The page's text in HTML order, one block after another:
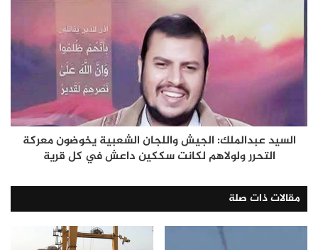
السيد عبدالملك: الجيش واللجان الشعبية يخوضون معركة
التحرر ولولاهم لكانت سككين داعش في كل قرية
مقالات ذات صلة